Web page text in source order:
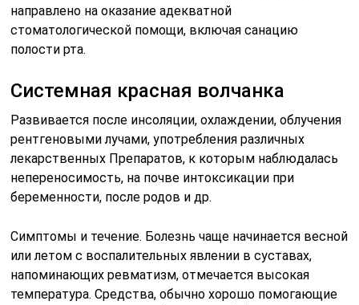
направлено на оказание адекватной
стоматологической помощи, включая санацию
полости рта.
Системная красная волчанка
Развивается после инсоляции, охлаждении, облучения
рентгеновыми лучами, употребления различных
лекарственных Препаратов, к которым наблюдалась
непереносимость, на почве интоксикации при
беременности, после родов и др.
Симптомы и течение. Болезнь чаще начинается весной
или летом с воспалительных явлении в суставах,
напоминающих ревматизм, отмечается высокая
температура. Средства, обычно хорошо помогающие